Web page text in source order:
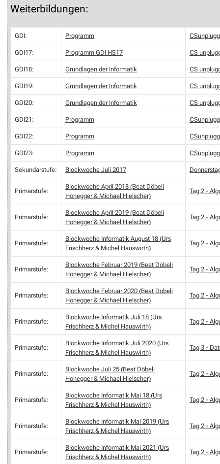
Weiterbildungen:
GDI: Programm
GDI17: Programm GDI HS17 CS
GDI18: Grundlagen der Informatik CS
GDI19: Grundlagen der Informatik CS
GDI20: Grundlagen der Informatik CS
GDI21: Programm
GDI22: Programm
GDI23: Programm
Sekundarstufe: Blockwoche Juli 2017
Primarstufe:
Blockwoche April 2018 (Beat Döbeli
Honegger & Michael Hielscher)
Tag 2 -
Primarstufe:
Blockwoche April 2019 (Beat Döbeli
Honegger & Michael Hielscher)
Tag 2 -
Primarstufe:
Blockwoche Informatik August 18 (Urs
Frischherz & Michel Hauswirth)
Tag 2 -
Primarstufe:
Blockwoche Februar 2019 (Beat Döbeli
Honegger & Michael Hielscher)
Tag 2 -
Primarstufe:
Blockwoche Februar 2020 (Beat Döbeli
Honegger & Michael Hielscher)
Tag 2 -
Primarstufe:
Blockwoche Informatik Juli 18 (Urs
Frischherz & Michel Hauswirth)
Tag 2 -
Primarstufe:
Blockwoche Informatik Juli 2020 (Urs
Frischherz & Michel Hauswirth)
Tag 3 -
Primarstufe:
Blockwoche Juli 25 (Beat Döbeli
Honegger & Michael Hielscher)
Tag 2 -
Primarstufe:
Blockwoche Informatik Mai 18 (Urs
Frischherz & Michel Hauswirth)
Tag 2 -
Primarstufe:
Blockwoche Informatik Mai 2019 (Urs
Frischherz & Michel Hauswirth)
Tag 2 -
Primarstufe:
Blockwoche Informatik Mai 2021 (Urs
Frischherz & Michel Hauswirth)
Tag 2 -